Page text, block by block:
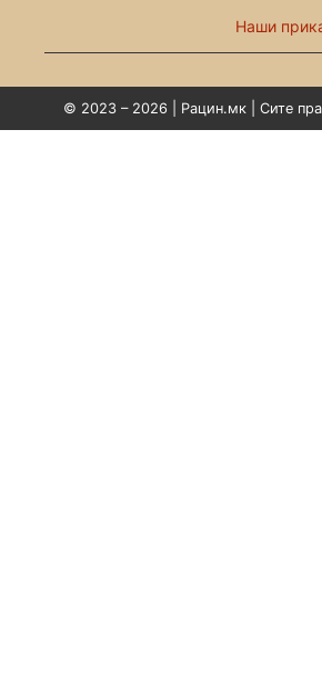
Наши
© 2023 – 2026 | Рацин.мк | Сите